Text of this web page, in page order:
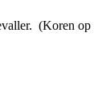
(Koren